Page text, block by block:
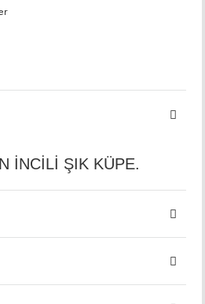
İNCİLİ ŞIK KÜPE.